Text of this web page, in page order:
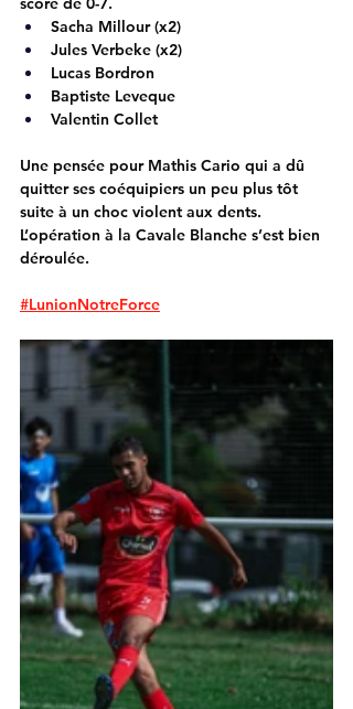
Sacha Millour (x2)
Jules Verbeke (x2)
Lucas Bordron
Baptiste Leveque
Valentin Collet
Une pensée pour Mathis Cario qui a dû
quitter ses coéquipiers un peu plus tôt
suite à un choc violent aux dents.
L’opération à la Cavale Blanche s’est bien
déroulée.
#LunionNotreForce